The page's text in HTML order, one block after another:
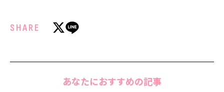
SHARE
あなたにおすすめの記事